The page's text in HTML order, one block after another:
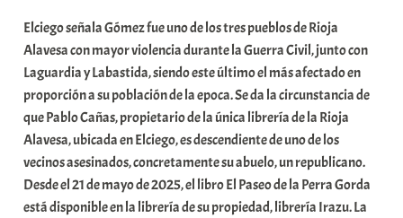
Elciego señala Gómez fue uno de los tres pueblos de Rioja
Alavesa con mayor violencia durante la Guerra Civil, junto con
Laguardia y Labastida, siendo este último el más afectado en
proporción a su población de la epoca. Se da la circunstancia de
que Pablo Cañas, propietario de la única librería de la Rioja
Alavesa, ubicada en Elciego, es descendiente de uno de los
vecinos asesinados, concretamente su abuelo, un republicano.
Desde el 21 de mayo de 2025, el libro El Paseo de la Perra Gorda
está disponible en la librería de su propiedad, librería Irazu. La